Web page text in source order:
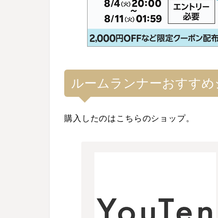
ルームランナーおすす
購入したのはこちらのショップ。